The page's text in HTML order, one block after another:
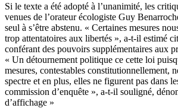
Si le texte a été adopté à l’unanimité, les
venues de l’orateur écologiste Guy
seul à s’être abstenu. « Certaines mesures
trop attentatoires aux libertés », a-t-il estimé
conférant des pouvoirs supplémentaires aux
« Un détournement politique ce cette loi
mesures, contestables constitutionnellement,
spectre et en plus, elles ne figurent pas dans
commission d’enquête », a-t-il souligné,
d’affichage »